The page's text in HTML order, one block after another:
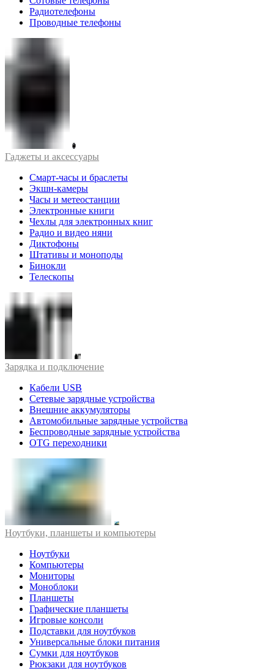
Радиотелефоны
Проводные телефоны
Гаджеты и аксессуары
Смарт-часы и браслеты
Экшн-камеры
Часы и метеостанции
Электронные книги
Чехлы для электронных книг
Радио и видео няни
Диктофоны
Штативы и моноподы
Бинокли
Телескопы
Зарядка и подключение
Кабели USB
Сетевые зарядные устройства
Внешние аккумуляторы
Автомобильные зарядные устройства
Беспроводные зарядные устройства
OTG переходники
Ноутбуки, планшеты и компьютеры
Ноутбуки
Компьютеры
Мониторы
Моноблоки
Планшеты
Графические планшеты
Игровые консоли
Подставки для ноутбуков
Универсальные блоки питания
Сумки для ноутбуков
Рюкзаки для ноутбуков